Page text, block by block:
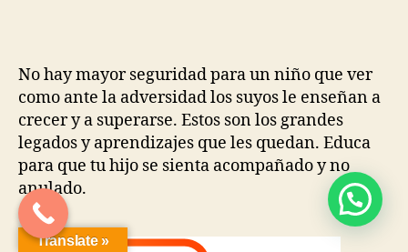
No hay mayor seguridad para un niño que ver
como ante la adversidad los suyos le enseñan a
crecer y a superarse. Estos son los grandes
legados y aprendizajes que les quedan. Educa
para que tu hijo se sienta acompañado y no
anulado.
Translate »